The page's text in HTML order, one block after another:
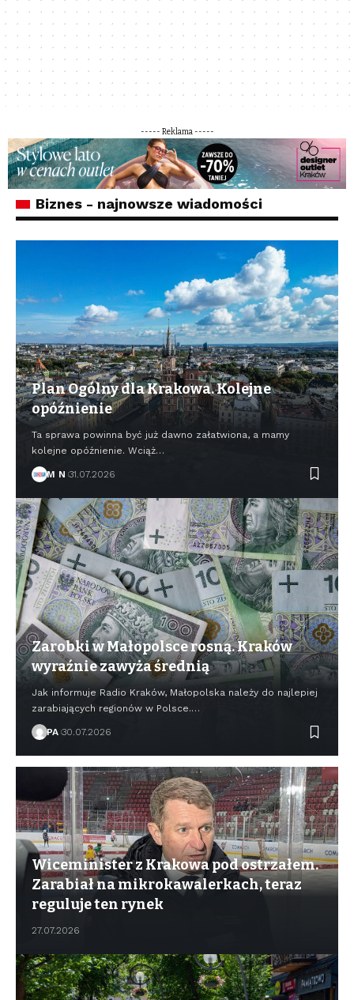
----- Reklama -----
Biznes - najnowsze wiadomości
Plan Ogólny dla Krakowa. Kolejne
opóźnienie
Ta sprawa powinna być już dawno załatwiona, a mamy
kolejne opóźnienie. Wciąż…
M N 31.07.2026
Zarobki w Małopolsce rosną. Kraków
wyraźnie zawyża średnią
Jak informuje Radio Kraków, Małopolska należy do najlepiej
zarabiających regionów w Polsce.…
PA 30.07.2026
Wiceminister z Krakowa pod ostrzałem.
Zarabiał na mikrokawalerkach, teraz
reguluje ten rynek
27.07.2026